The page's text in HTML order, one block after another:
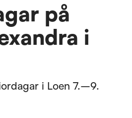
på
i
i Loen 7.–9.